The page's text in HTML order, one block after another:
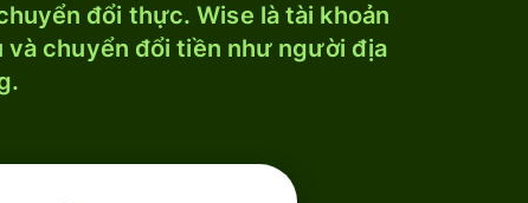
đổi thực. Wise là tài khoản
chuyển đổi tiền như người địa